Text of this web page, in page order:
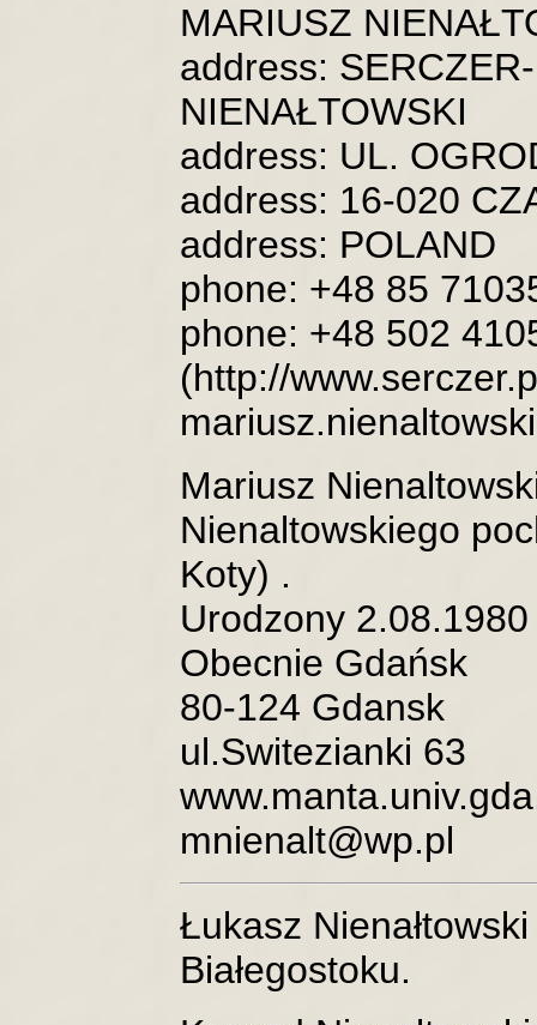
MARIUSZ
address:
NIENAŁTOWSKI
address: UL.
address: 16-020
address: POLAND
phone: +48 85
phone: +48 502
(http://
Mariusz
Nienaltowskiego
Koty) .
Urodzony
Obecnie Gdańsk
80-124 Gdansk
ul.Switezianki 63
mnienalt@wp.pl
Łukasz
Białegostoku.